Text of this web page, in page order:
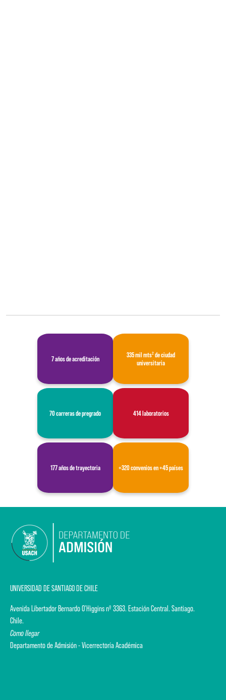
7 años de acreditación
335 mil mts² de ciudad
universitaria
70 carreras de pregrado 414 laboratorios
177 años de trayectoria +320 convenios en +45 países
UNIVERSIDAD DE SANTIAGO DE CHILE
Avenida Libertador Bernardo O'Higgins nº 3363. Estación Central. Santiago.
Chile.
Como llegar
Departamento de Admisión - Vicerrectoría Académica